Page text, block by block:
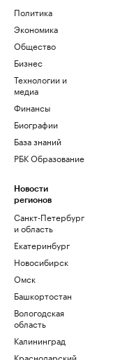
Политика
Экономика
Общество
Бизнес
Технологии и
медиа
Финансы
Биографии
База знаний
РБК Образование
Новости
регионов
Санкт-Петербург
и область
Екатеринбург
Новосибирск
Омск
Башкортостан
Вологодская
область
Калининград
Краснодарский